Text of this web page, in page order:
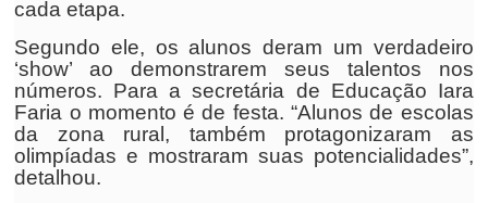
cada etapa.
Segundo ele, os alunos deram um verdadeiro
‘show’ ao demonstrarem seus talentos nos
números. Para a secretária de Educação Iara
Faria o momento é de festa. “Alunos de escolas
da zona rural, também protagonizaram as
olimpíadas e mostraram suas potencialidades”,
detalhou.